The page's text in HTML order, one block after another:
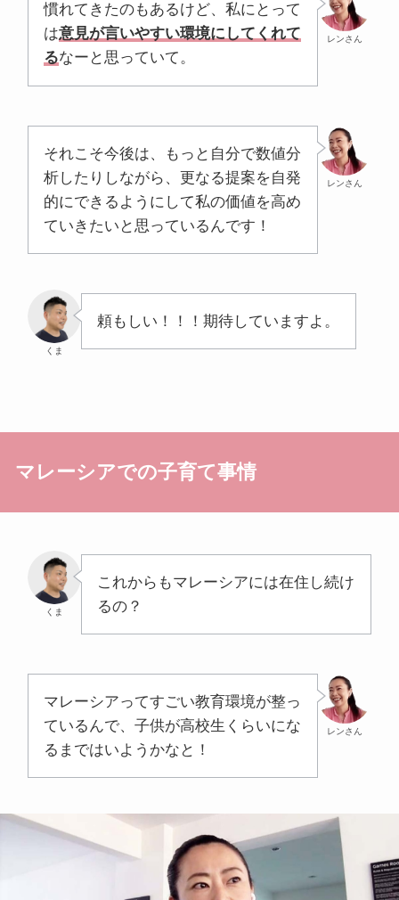
レンさん
慣れてきたのもあるけど、私にとって
は意見が言いやすい環境にしてくれて
るなーと思っていて。
レンさん
それこそ今後は、もっと自分で数値分
析したりしながら、更なる提案を自発
的にできるようにして私の価値を高め
ていきたいと思っているんです！
くま
頼もしい！！！期待していますよ。
マレーシアでの子育て事情
くま
これからもマレーシアには在住し続け
るの？
レンさん
マレーシアってすごい教育環境が整っ
ているんで、子供が高校生くらいにな
るまではいようかなと！